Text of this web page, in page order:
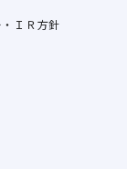
ＩＲ方針